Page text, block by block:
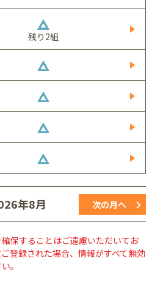
残り2組
年8月 次の月へ
保することはご遠慮いただいてお
登録された場合、情報がすべて無効
。